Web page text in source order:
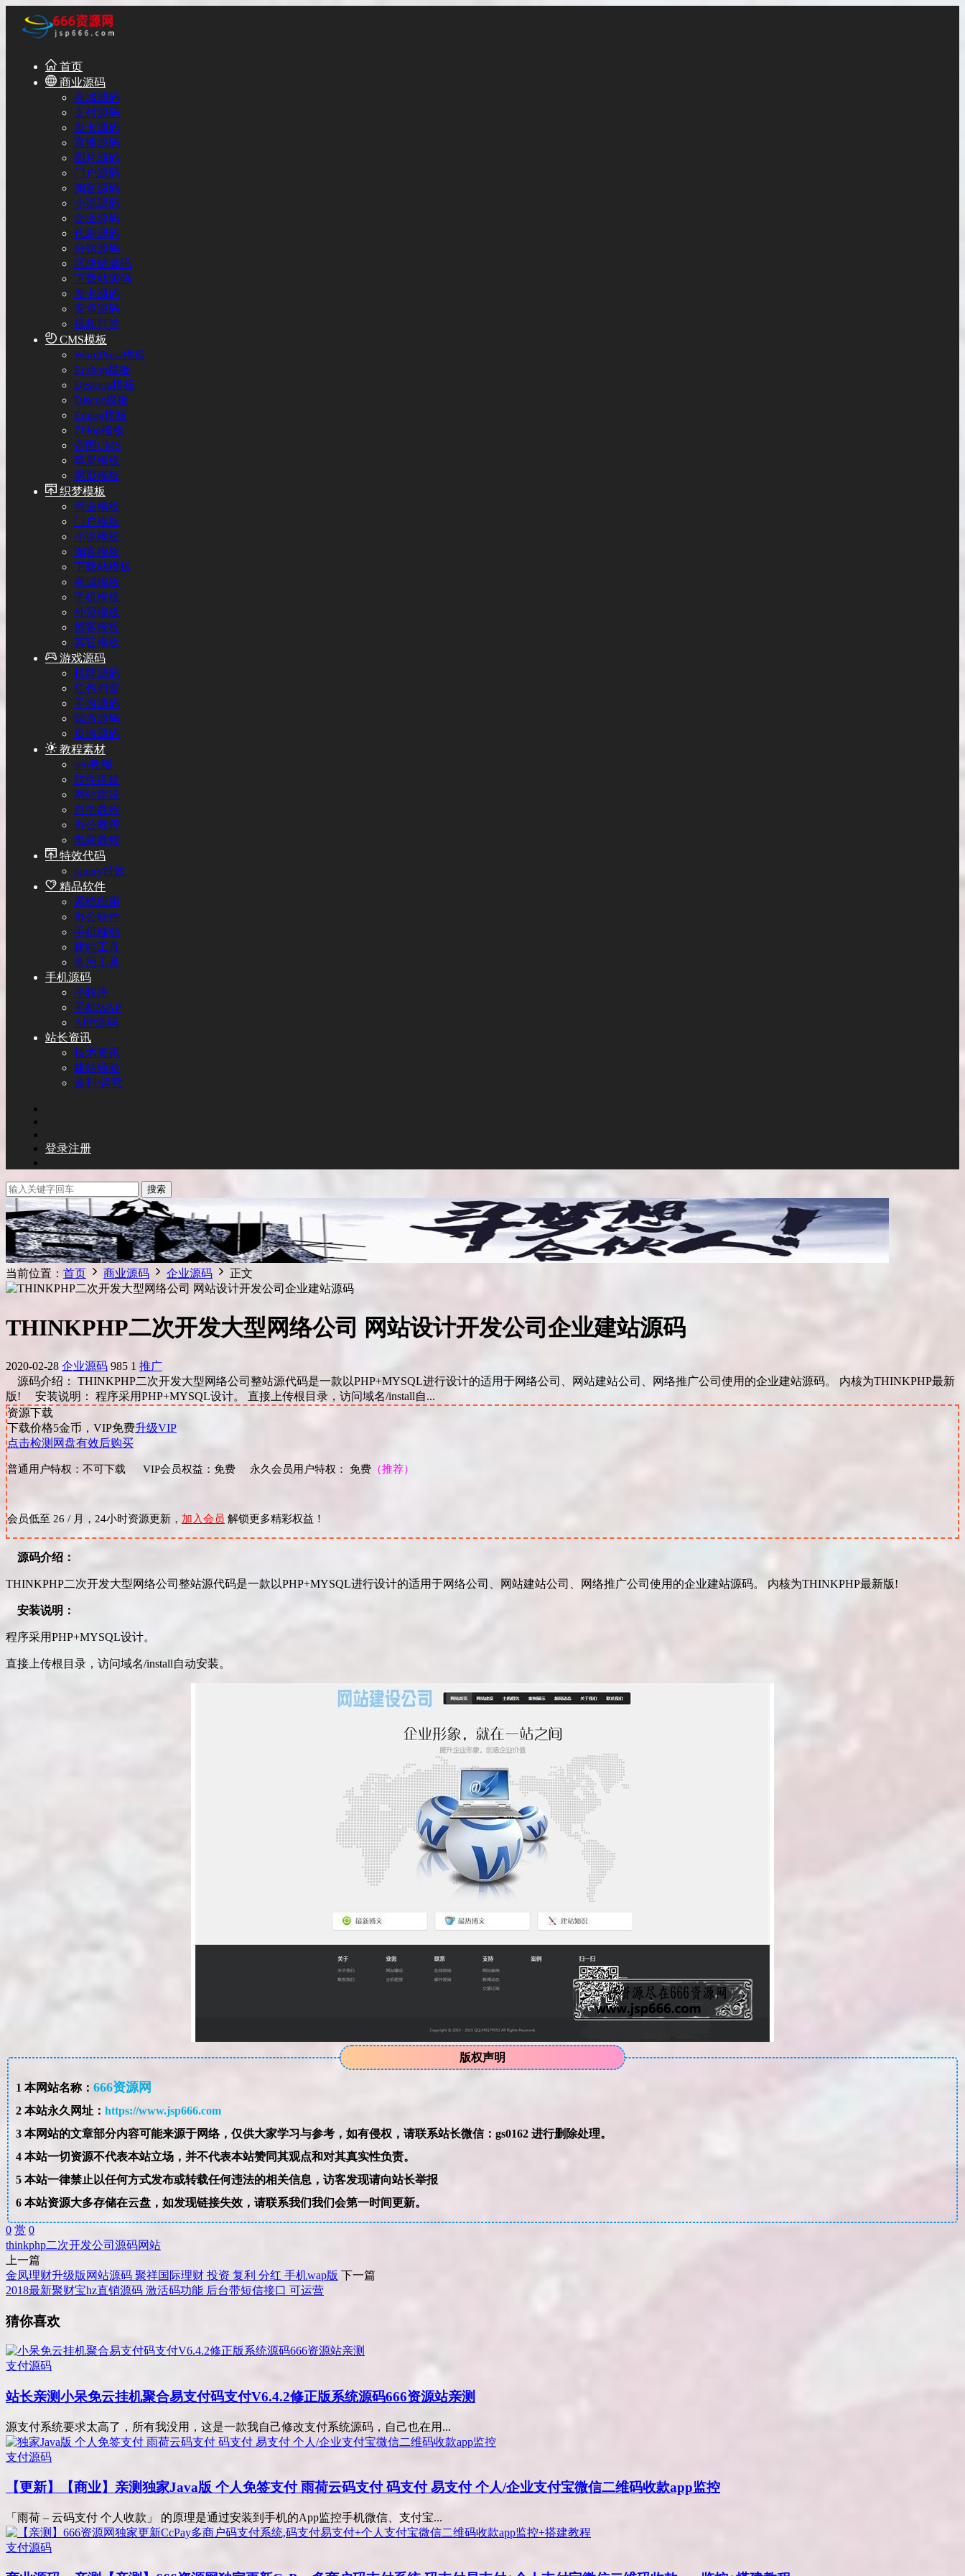
首页
商业源码
商城源码
支付源码
发卡源码
直播源码
图片源码
门户源码
淘客源码
小说源码
企业源码
代刷源码
分销源码
区块链源码
下载站源码
发卡源码
安卓源码
视频打赏
CMS模板
WordPress模板
Ecshop模板
Destoon模板
Discuz模板
Emlog模板
Zblog模板
帝国CMS
苹果模板
网页模板
织梦模板
商业模板
门户模板
小说模板
淘客模板
下载站模板
商城模板
手机模板
外贸模板
博客模板
其它模板
游戏源码
棋牌源码
红包扫雷
手游源码
端游源码
页游源码
教程素材
seo教程
软件搭建
网站建设
自学教程
办公教程
电商教程
特效代码
jquery特效
精品软件
系统应用
办公软件
手机移动
建站工具
常用工具
手机源码
小程序
手机WAP
APP源码
站长资讯
技术资讯
建站经验
盈利/运营
登录注册
搜索
当前位置： 首页 商业源码 企业源码 正文
THINKPHP二次开发大型网络公司 网站设计开发公司企业建站源码
2020-02-28 企业源码 985 1 推广
源码介绍： THINKPHP二次开发大型网络公司整站源代码是一款以PHP+MYSQL进行设计的适用于网络公司、网站建站公司、网络推广公司使用的企业建站源码。 内核为THINKPHP最新
版! 安装说明： 程序采用PHP+MYSQL设计。 直接上传根目录，访问域名/install自...
资源下载
下载价格5金币，VIP免费升级VIP
点击检测网盘有效后购买
普通用户特权：不可下载 VIP会员权益：免费 永久会员用户特权： 免费 （推荐）
会员低至 26 / 月，24小时资源更新， 加入会员 解锁更多精彩权益！
源码介绍：
THINKPHP二次开发大型网络公司整站源代码是一款以PHP+MYSQL进行设计的适用于网络公司、网站建站公司、网络推广公司使用的企业建站源码。 内核为THINKPHP最新版!
安装说明：
程序采用PHP+MYSQL设计。
直接上传根目录，访问域名/install自动安装。
版权声明
1 本网站名称： 666资源网
2本站永久网址： https://www.jsp666.com
3
本网站的文章部分内容可能来源于网络，仅供大家学习与参考，如有侵权，请联系站长微信：gs0162 进行删除处理。
4本站一切资源不代表本站立场，并不代表本站赞同其观点和对其真实性负责。
5本站一律禁止以任何方式发布或转载任何违法的相关信息，访客发现请向站长举报
6本站资源大多存储在云盘，如发现链接失效，请联系我们我们会第一时间更新。
0 赏 0
thinkphp二次开发公司 源码网站
上一篇
金凤理财升级版网站源码 聚祥国际理财 投资 复利 分红 手机wap版 下一篇
2018最新聚财宝hz直销源码 激活码功能 后台带短信接口 可运营
猜你喜欢
支付源码
站长亲测小呆免云挂机聚合易支付码支付V6.4.2修正版系统源码666资源站亲测
源支付系统要求太高了，所有我没用，这是一款我自己修改支付系统源码，自己也在用...
支付源码
【更新】【商业】亲测独家Java版 个人免签支付 雨荷云码支付 码支付 易支付 个人/企业支付宝微信二维码收款app监控
「雨荷 – 云码支付 个人收款」 的原理是通过安装到手机的App监控手机微信、支付宝...
支付源码